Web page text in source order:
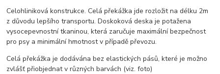
Celohliniková konstrukce. Celá překážka jde rozložit na délku 2m
z důvodu lepšího transportu. Doskoková deska je potažena
vysocepevnostní tkaninou, která zaručuje maximální bezpečnost
pro psy a minimální hmotnost v případě převozu.
Celá překážka je dodávána bez elastických pásů, které je možno
zvlášť přiobjednat v různých barvách (viz. foto)